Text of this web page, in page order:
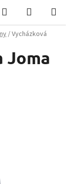
Hledat
KOŠÍK
/Vycházková
Joma